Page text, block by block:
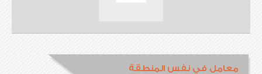
معامل في نفس المنطقة